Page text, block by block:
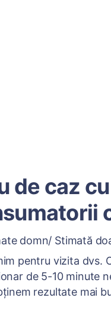
de caz
domn/ Stimată
pentru vizita dvs.
de 5-10 minute
rezultate mai